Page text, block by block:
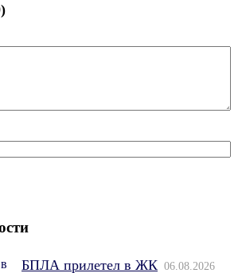
БПЛА прилетел в ЖК 06.08.2026